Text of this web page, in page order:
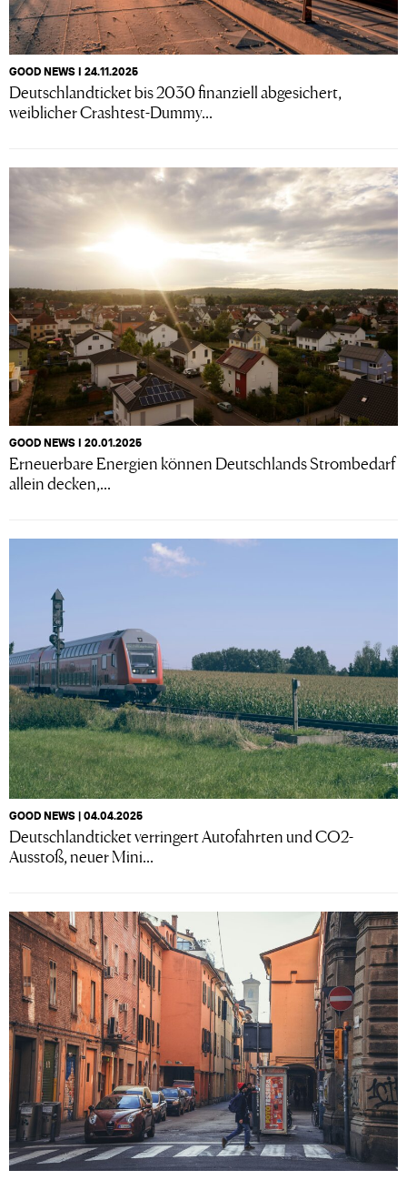
GOOD NEWS I 24.11.2025
Deutschlandticket bis 2030 finanziell abgesichert,
weiblicher Crashtest-Dummy...
GOOD NEWS I 20.01.2025
Erneuerbare Energien können Deutschlands Strombedarf
allein decken,...
GOOD NEWS | 04.04.2025
Deutschlandticket verringert Autofahrten und CO2-
Ausstoß, neuer Mini...